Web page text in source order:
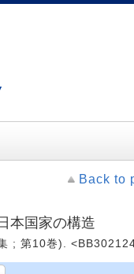
Back to
本国家の構造
; 第10巻).